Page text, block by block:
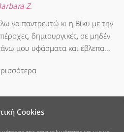
Cookies
Z.
να παντρευτώ κι η Βίκυ με την
δημιουργικές, σε μηδέν
μου υφάσματα και έβλεπα...